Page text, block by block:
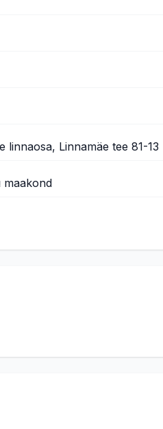
linnaosa, Linnamäe tee 81-13
maakond